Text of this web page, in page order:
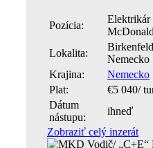
Pozícia:
Elektrikár
Lokalita:
Nemecko
Krajina:
Nemecko
Plat:
€5 040/
Dátum
nástupu:
ihneď
Zobraziť celý inzerát